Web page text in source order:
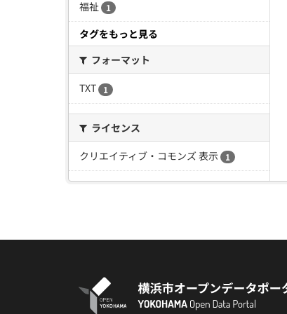
福祉 1
タグをもっと見る
フォーマット
TXT
1
ライセンス
クリエイティブ・コモンズ 表示
1